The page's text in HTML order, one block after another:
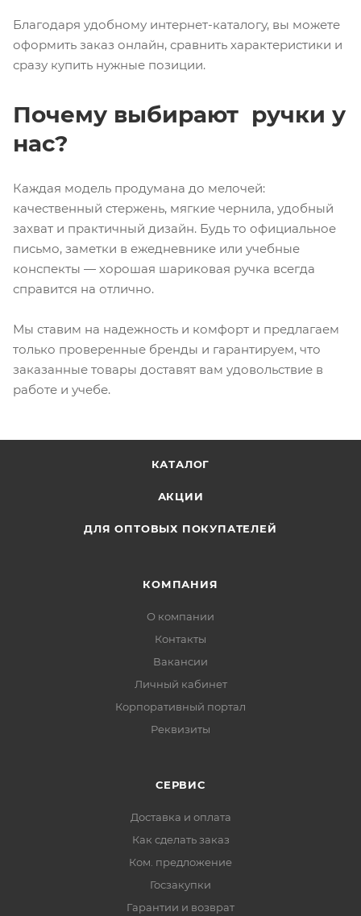
Благодаря удобному интернет-каталогу, вы можете
оформить заказ онлайн, сравнить характеристики и
сразу купить нужные позиции.
Почему выбирают ручки у
нас?
Каждая модель продумана до мелочей:
качественный стержень, мягкие чернила, удобный
захват и практичный дизайн. Будь то официальное
письмо, заметки в ежедневнике или учебные
конспекты — хорошая шариковая ручка всегда
справится на отлично.
Мы ставим на надежность и комфорт и предлагаем
только проверенные бренды и гарантируем, что
заказанные товары доставят вам удовольствие в
работе и учебе.
КАТАЛОГ
АКЦИИ
ДЛЯ ОПТОВЫХ ПОКУПАТЕЛЕЙ
КОМПАНИЯ
О компании
Контакты
Вакансии
Личный кабинет
Корпоративный портал
Реквизиты
СЕРВИС
Доставка и оплата
Как сделать заказ
Ком. предложение
Госзакупки
Гарантии и возврат